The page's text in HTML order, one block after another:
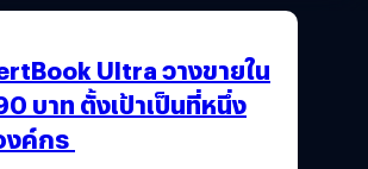
Ultra วางขายใน
บาท ตั้งเป้าเป็นที่หนึ่ง
งค์กร